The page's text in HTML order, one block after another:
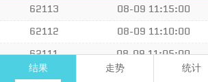
62113
08-09 11:15:00
62112 08-09 11:10:00
62111 08-09 11:05:00
62110 08-09 10:57:00
结果 走势 统计